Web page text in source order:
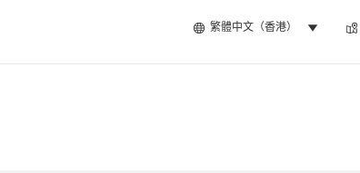
繁體中文（香港）